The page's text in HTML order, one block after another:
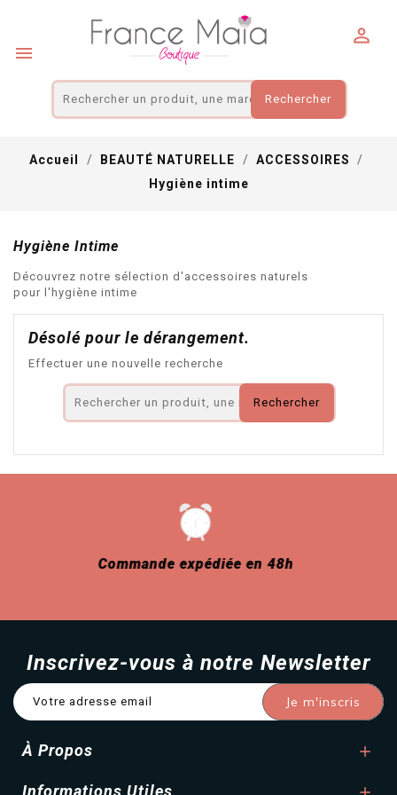
Rechercher


Accueil BEAUTÉ NATURELLE
ACCESSOIRES
Hygiène intime
Hygiène Intime
Découvrez notre sélection d'accessoires naturels
pour l'hygiène intime
Désolé pour le dérangement.
Effectuer une nouvelle recherche
Rechercher
Commande expédiée en 48h
Inscrivez-vous à notre Newsletter
À Propos 
Informations Utiles